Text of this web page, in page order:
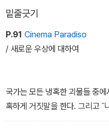
밑줄긋기
P.91 Cinema Paradiso
/ 새로운 우상에 대하여
국가는 모든 냉혹한 괴물들 중
혹하게 거짓말을 한다. 그리고 ˝
는 거짓말은 이 괴물의 입으로부